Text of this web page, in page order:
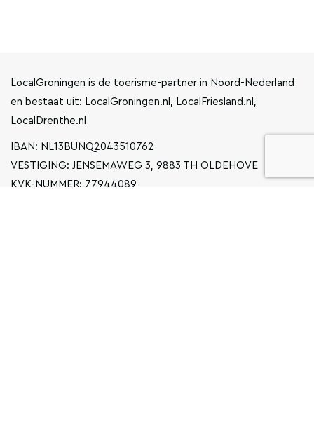
LocalGroningen is de toerisme-partner in Noord-Nederland
en bestaat uit: LocalGroningen.nl, LocalFriesland.nl,
LocalDrenthe.nl
IBAN: NL13BUNQ2043510762
VESTIGING: JENSEMAWEG 3, 9883 TH OLDEHOVE
KVK-NUMMER: 77944089